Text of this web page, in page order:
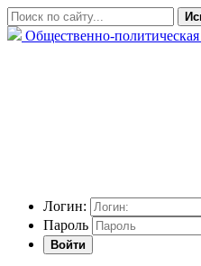
Общественно-
Логин:
Пароль
Войти